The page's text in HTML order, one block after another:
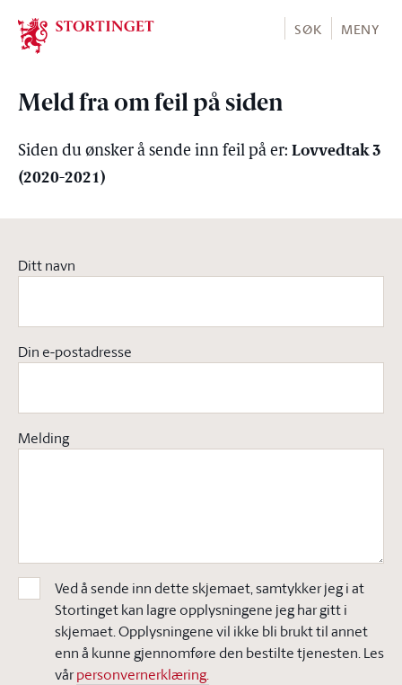
Stortinget.no
SØK MENY
Meld fra om feil på siden
Siden du ønsker å sende inn feil på er: Lovvedtak 3
(2020-2021)
Ditt navn
Din e-postadresse
Melding
Ved å sende inn dette skjemaet, samtykker jeg i at
Stortinget kan lagre opplysningene jeg har gitt i
skjemaet. Opplysningene vil ikke bli brukt til annet
enn å kunne gjennomføre den bestilte tjenesten. Les
vårpersonvernerklæring.